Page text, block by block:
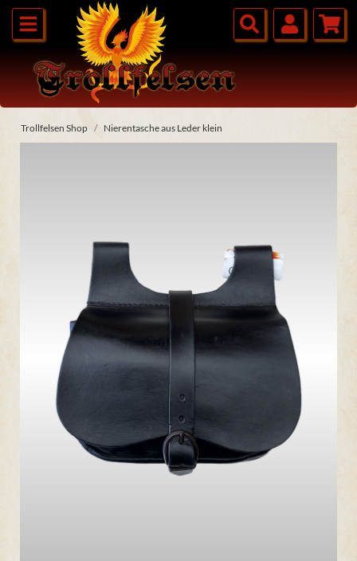
Trollfelsen Shop Nierentasche aus Leder klein